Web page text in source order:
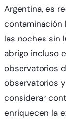
Argentina, es
contaminación
las noches sin
abrigo incluso
observatorios
observatorios
considerar
enriquecen la